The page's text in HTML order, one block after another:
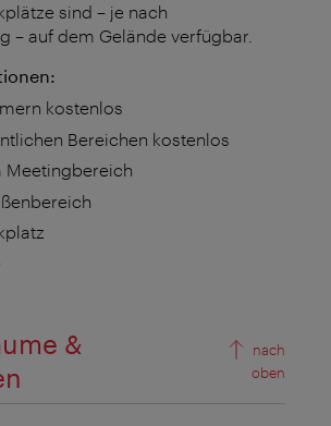
sind – je nach
– auf dem Gelände verfügbar.
kostenlos
Bereichen kostenlos
Meetingbereich
&
nach
oben